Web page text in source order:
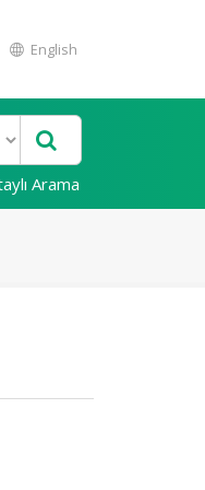
English
Arama